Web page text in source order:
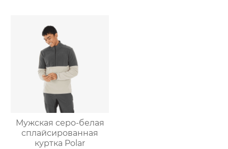
Мужская серо-белая
сплайсированная
куртка Polar